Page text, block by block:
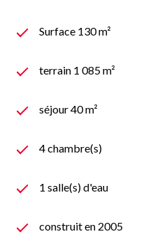
Surface 130 m²
terrain 1 085 m²
séjour 40 m²
4 chambre(s)
1 salle(s) d'eau
construit en 2005